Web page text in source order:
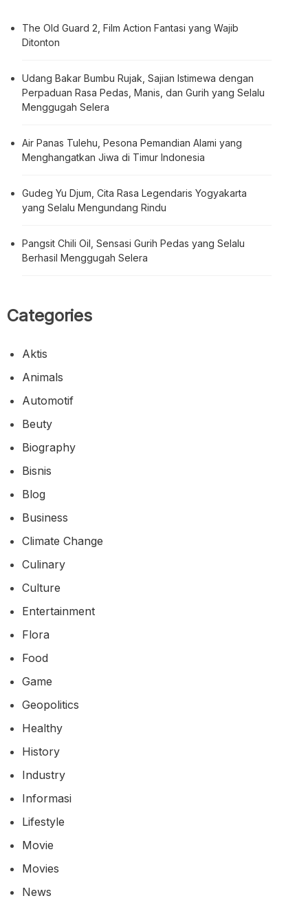
The Old Guard 2, Film Action Fantasi yang Wajib
Ditonton
Udang Bakar Bumbu Rujak, Sajian Istimewa dengan
Perpaduan Rasa Pedas, Manis, dan Gurih yang Selalu
Menggugah Selera
Air Panas Tulehu, Pesona Pemandian Alami yang
Menghangatkan Jiwa di Timur Indonesia
Gudeg Yu Djum, Cita Rasa Legendaris Yogyakarta
yang Selalu Mengundang Rindu
Pangsit Chili Oil, Sensasi Gurih Pedas yang Selalu
Berhasil Menggugah Selera
Categories
Aktis
Animals
Automotif
Beuty
Biography
Bisnis
Blog
Business
Climate Change
Culinary
Culture
Entertainment
Flora
Food
Game
Geopolitics
Healthy
History
Industry
Informasi
Lifestyle
Movie
Movies
News